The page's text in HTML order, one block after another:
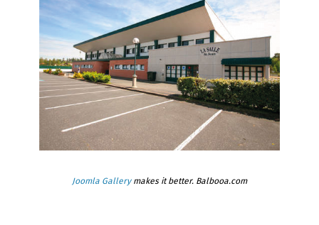
Joomla Gallerymakes it better. Balbooa.com